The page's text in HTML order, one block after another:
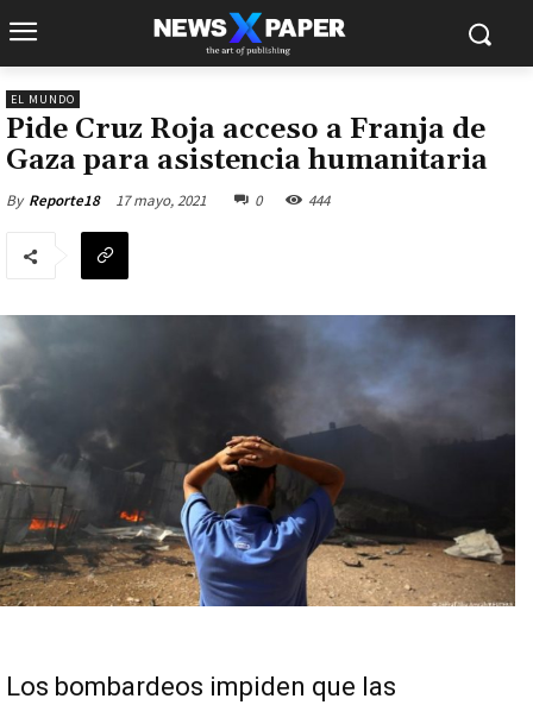
EL MUNDO
Pide Cruz Roja acceso a Franja de
Gaza para asistencia humanitaria
By Reporte18 17 mayo, 2021 0 444
Los bombardeos impiden que las